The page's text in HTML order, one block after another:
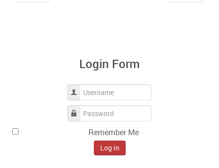
Login Form
Username
Password
Remember Me
Log in